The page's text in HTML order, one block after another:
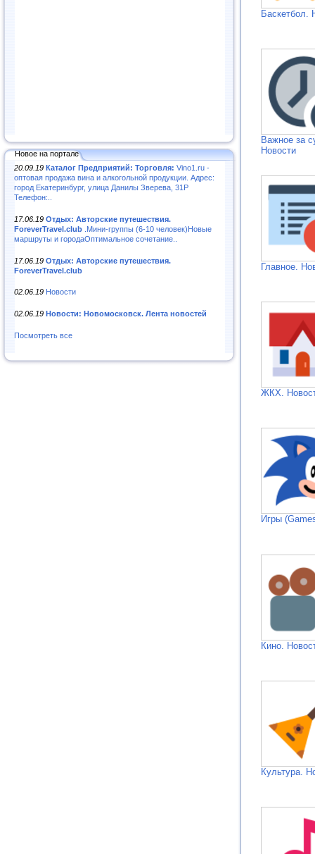
Новое на портале
20.09.19 Каталог Предприятий: Торговля: Vino1.ru -
оптовая продажа вина и алкогольной продукции. Адрес:
город Екатеринбург, улица Данилы Зверева, 31Р
Телефон:..
17.06.19 Отдых: Авторские путешествия.
ForeverTravel.club .Мини-группы (6-10 человек)Новые
маршруты и городаОптимальное сочетание..
17.06.19 Отдых: Авторские путешествия.
ForeverTravel.club
02.06.19 Новости
02.06.19 Новости: Новомосковск. Лента новостей
Посмотреть все
Баскетбол.
Важное за
Новости
Главное.
ЖКХ.
Игры
Кино.
Культура.